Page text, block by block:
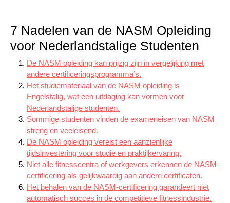
7 Nadelen van de NASM Opleiding
voor Nederlandstalige Studenten
De NASM opleiding kan prijzig zijn in vergelijking met
andere certificeringsprogramma’s.
Het studiemateriaal van de NASM opleiding is
Engelstalig, wat een uitdaging kan vormen voor
Nederlandstalige studenten.
Sommige studenten vinden de exameneisen van NASM
streng en veeleisend.
De NASM opleiding vereist een aanzienlijke
tijdsinvestering voor studie en praktijkervaring.
Niet alle fitnesscentra of werkgevers erkennen de NASM-
certificering als gelijkwaardig aan andere certificaten.
Het behalen van de NASM-certificering garandeert niet
automatisch succes in de competitieve fitnessindustrie.